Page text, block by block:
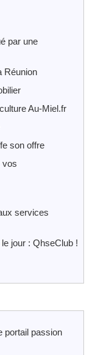
par une
Réunion
Au-Miel.fr
son offre
vos
services
jour : QhseClub !
portail passion